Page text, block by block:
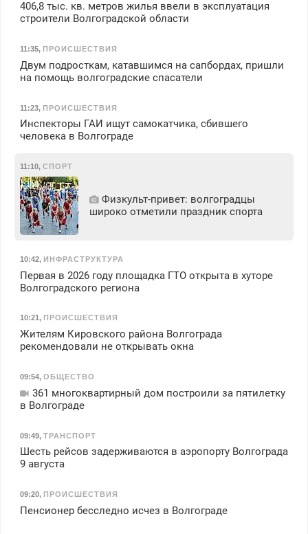
406,8 тыс. кв. метров жилья ввели в эксплуатация
строители Волгоградской области
11:35, ПРОИСШЕСТВИЯ
Двум подросткам, катавшимся на сапбордах, пришли
на помощь волгоградские спасатели
11:23, ПРОИСШЕСТВИЯ
Инспекторы ГАИ ищут самокатчика, сбившего
человека в Волгограде
11:10, СПОРТ
Физкульт‑привет: волгоградцы
широко отметили праздник спорта
10:42, ИНФРАСТРУКТУРА
Первая в 2026 году площадка ГТО открыта в хуторе
Волгоградского региона
10:21 , ПРОИСШЕСТВИЯ
Жителям Кировского района Волгограда
рекомендовали не открывать окна
09:54, ОБЩЕСТВО
361 многоквартирный дом построили за пятилетку
в Волгограде
09:49, ТРАНСПОРТ
Шесть рейсов задерживаются в аэропорту Волгограда
9 августа
09:20, ПРОИСШЕСТВИЯ
Пенсионер бесследно исчез в Волгограде